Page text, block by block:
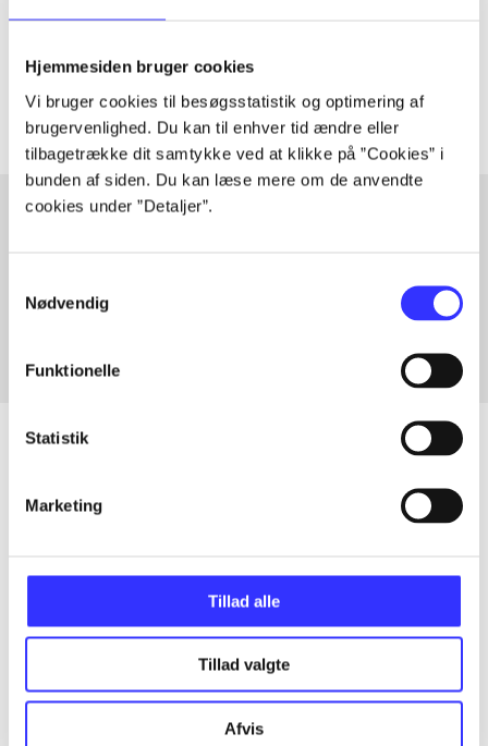
Hjemmesiden bruger cookies
Vi bruger cookies til besøgsstatistik og optimering af
brugervenlighed. Du kan til enhver tid ændre eller
tilbagetrække dit samtykke ved at klikke på ”Cookies” i
bunden af siden. Du kan læse mere om de anvendte
cookies under ”Detaljer”.
Nødvendig
Funktionelle
Statistik
Marketing
Tillad alle
Tillad valgte
Afvis
Artiklerne ihandler ofte om
Fra
Artikler